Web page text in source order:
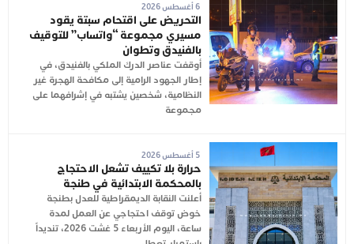
6 أغسطس 2026
التحريض على اقتحام سبتة يقود
مسيري مجموعة “واتساب” للتوقيف
بالفنيدق وتطوان
أوقفت عناصر الدرك الملكي بالفنيدق، في
إطار الجهود الرامية إلى مكافحة الهجرة غير
النظامية، شخصين يشتبه في إشرافهما على
مجموعة
5 أغسطس 2026
حرارة بلا تكييف تشعل الاحتجاج
بالمحكمة الابتدائية في طنجة
أعلنت النقابة الديمقراطية للعدل بطنجة
خوض توقف احتجاجي عن العمل لمدة
ساعة، اليوم الأربعاء 5 غشت 2026، تنديداً